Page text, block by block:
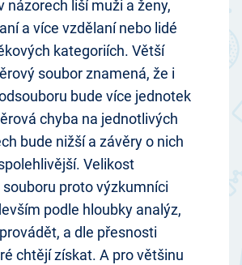
názorech liší muži a ženy,
a více vzdělaní nebo lidé
kategoriích. Větší
soubor znamená, že i
bude více jednotek
chyba na jednotlivých
bude nižší a závěry o nich
Velikost
proto výzkumníci
podle hloubky analýz,
a dle přesnosti
chtějí získat. A pro většinu